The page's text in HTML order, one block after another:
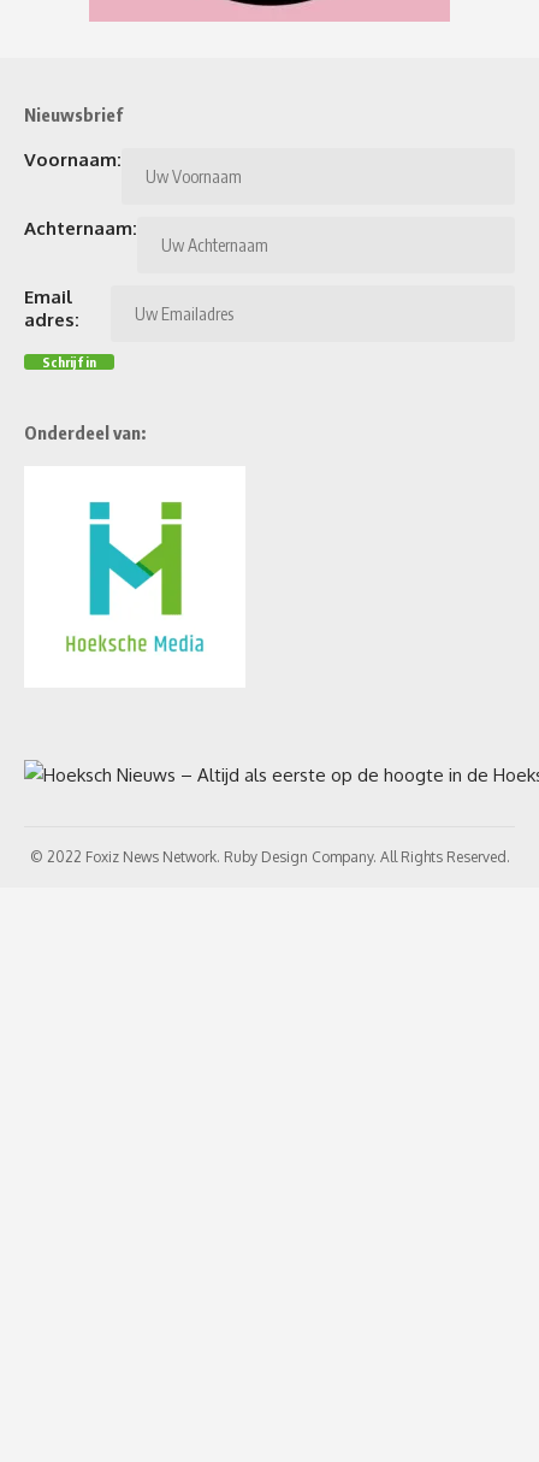
Nieuwsbrief
Voornaam:
Achternaam:
Email
adres:
Onderdeel van:
© 2022 Foxiz News Network. Ruby Design Company. All Rights Reserved.